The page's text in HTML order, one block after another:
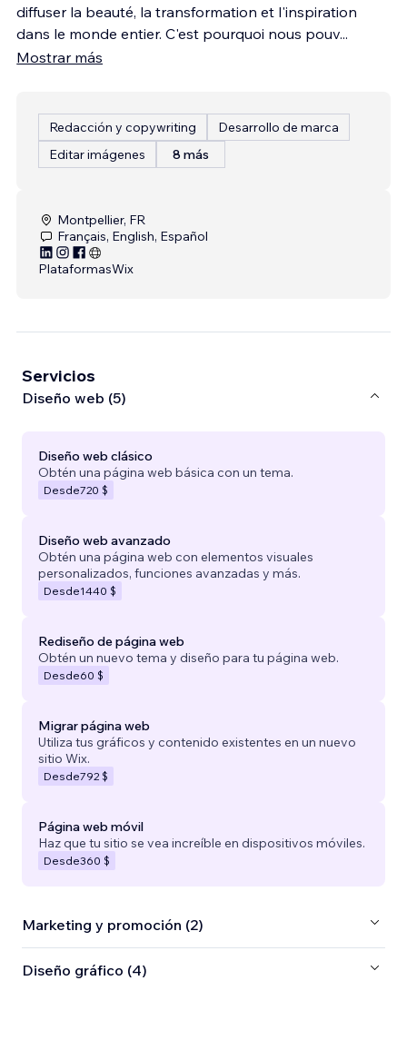
diffuser la beauté, la transformation et l'inspiration
dans le monde entier. C'est pourquoi nous pouv...
Mostrar más
Redacción y copywriting
Desarrollo de marca
Editar imágenes
8 más
Montpellier, FR
Français, English, Español
PlataformasWix
Servicios
Diseño web (5)
Diseño web clásico
Obtén una página web básica con un tema.
Desde720 $
Diseño web avanzado
Obtén una página web con elementos visuales
personalizados, funciones avanzadas y más.
Desde1440 $
Rediseño de página web
Obtén un nuevo tema y diseño para tu página web.
Desde60 $
Migrar página web
Utiliza tus gráficos y contenido existentes en un nuevo
sitio Wix.
Desde792 $
Página web móvil
Haz que tu sitio se vea increíble en dispositivos móviles.
Desde360 $
Marketing y promoción (2)
Diseño gráfico (4)